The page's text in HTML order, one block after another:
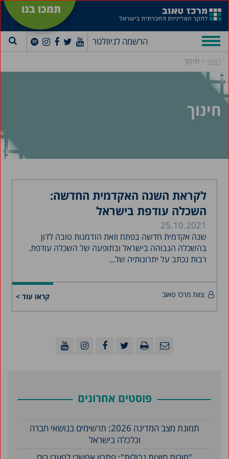
תמכו בנו
הרשמה לניוזלטר
ראשי » חינוך
חינוך
לקראת השנה האקדמית החדשה:
השכלה עודפת בישראל
25.10.2021
שנה אקדמית חדשה בפתח וזאת הזדמנות טובה לדון
בהשכלה הגבוהה בישראל ובתופעה של השכלה עודפת.
רבות נכתב על יתרונותיה של...
קראו עוד > צוות מרכז טאוב
פוסטים אחרונים
תמונת מצב המדינה 2026: תרשימים בנושאי חברה
וכלכלה בישראל